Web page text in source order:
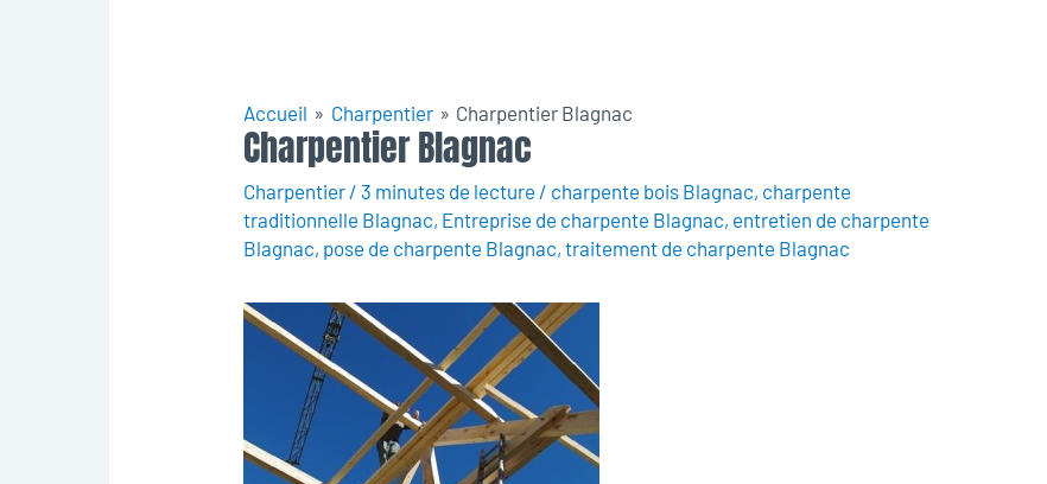
Accueil Charpentier Charpentier Blagnac
Charpentier Blagnac
Charpentier / 3 minutes de lecture / charpente bois Blagnac, charpente
traditionnelle Blagnac, Entreprise de charpente Blagnac, entretien de charpente
Blagnac, pose de charpente Blagnac,traitement de charpente Blagnac